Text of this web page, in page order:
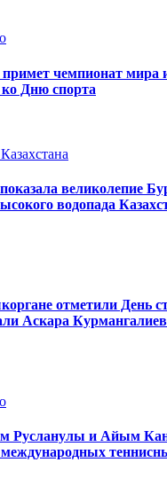
чемпионат мира
Дню спорта
великолепие
водопада
отметили День
Аскара
Русланулы и Айым